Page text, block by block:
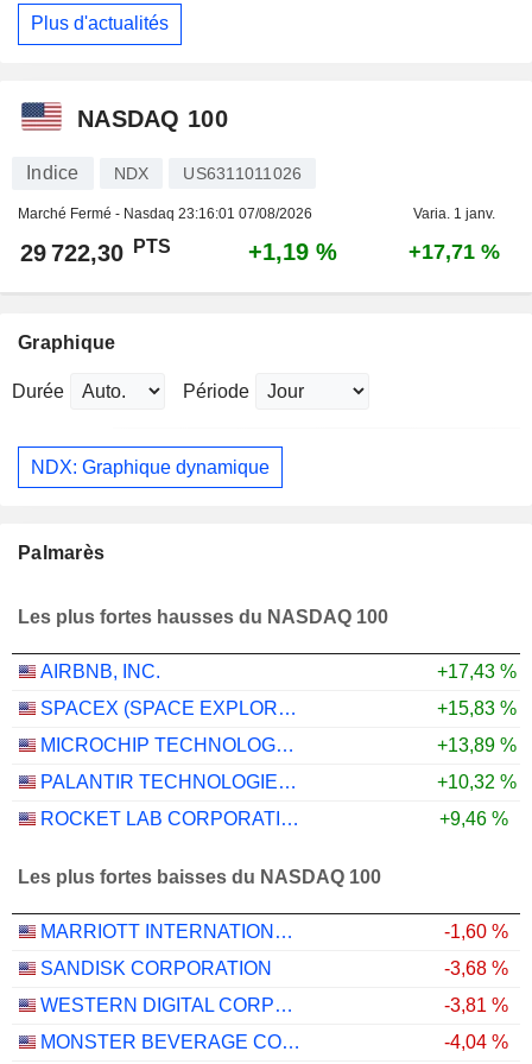
Plus d'actualités
NASDAQ 100
Indice NDX US6311011026
Marché Fermé - Nasdaq 23:16:01 07/08/2026 Varia. 1 janv.
29 722,30 PTS +1,19 % +17,71 %
Graphique
Durée Période
NDX: Graphique dynamique
Palmarès
Les plus fortes hausses du NASDAQ 100
AIRBNB, INC.
+17,43 %
SPACEX (SPACE EXPLORATION TECHNOLOGIES)
+15,83 %
MICROCHIP TECHNOLOGY INCORPORATED
+13,89 %
PALANTIR TECHNOLOGIES INC.
+10,32 %
ROCKET LAB CORPORATION
+9,46 %
Les plus fortes baisses du NASDAQ 100
MARRIOTT INTERNATIONAL, INC.
-1,60 %
SANDISK CORPORATION
-3,68 %
WESTERN DIGITAL CORPORATION
-3,81 %
MONSTER BEVERAGE CORPORATION
-4,04 %